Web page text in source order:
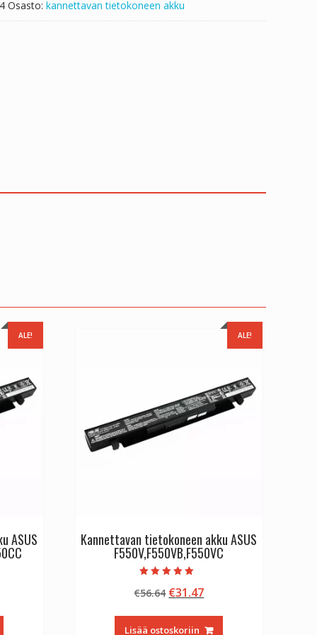
Osasto: kannettavan tietokoneen akku
ALE!
ASUS
ALE!
Kannettavan tietokoneen akku ASUS
F550V,F550VB,F550VC
tuotteesta:
5.00
€56.64 Alkuperäinen
oli:
€31.47Nykyinen
on:
Lisää ostoskoriin